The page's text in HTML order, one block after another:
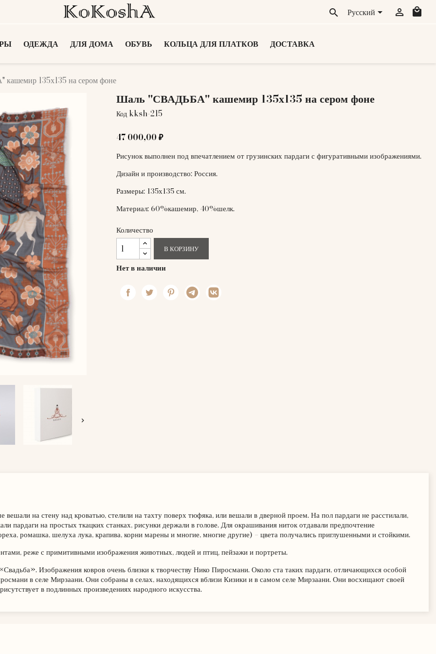
search Русский  local_mall
ОДЕЖДА ДЛЯ ДОМА ОБУВЬ КОЛЬЦА ДЛЯ ПЛАТКОВ ДОСТАВКА
135х135 на сером фоне

Шаль "СВАДЬБА" кашемир 135х135 на сером фоне
Код kksh-215
47 000,00 ₽
Рисунок выполнен под впечатлением от грузинских пардаги с фигуративными изображениями.
Дизайн и производство: Россия.
Размеры: 135х135 см.
Материал: 60%кашемир, 40%шелк.
Количество
В КОРЗИНУ
Нет в наличии
вешали на стену над кроватью, стелили на тахту поверх тюфяка, или вешали в дверной проем. На пол пардаги не расстилали,
пардаги на простых ткацких станках, рисунки держали в голове. Для окрашивания ниток отдавали предпочтение
ромашка, шелуха лука, крапива, корни марены и многие, многие другие) – цвета получались приглушенными и стойкими.
реже с примитивными изображения животных, людей и птиц, пейзажи и портреты.
Изображения ковров очень близки к творчеству Нико Пиросмани. Около ста таких пардаги, отличающихся особой
в селе Мирзаани. Они собраны в селах, находящихся вблизи Кизики и в самом селе Мирзаани. Они восхищают своей
в подлинных произведениях народного искусства.